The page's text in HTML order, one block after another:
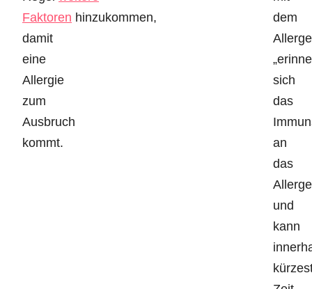
Faktoren hinzukommen,
damit
eine
Allergie
zum
Ausbruch
kommt.
dem
sich
das
an
das
und
kann